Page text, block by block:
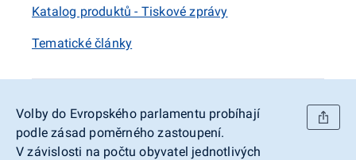
Katalog produktů - Tiskové zprávy
Tematické články
Volby do Evropského parlamentu probíhají
podle zásad poměrného zastoupení.
V závislosti na počtu obyvatel jednotlivých